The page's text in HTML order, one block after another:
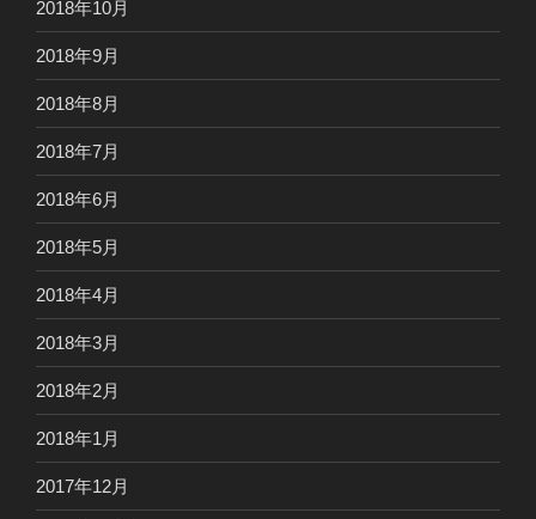
2018年10月
2018年9月
2018年8月
2018年7月
2018年6月
2018年5月
2018年4月
2018年3月
2018年2月
2018年1月
2017年12月